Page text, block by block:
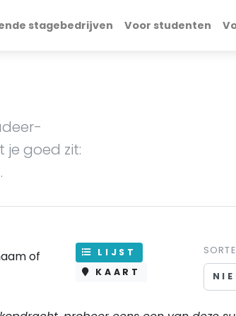
stagebedrijven Voor studenten
je goed zit:
of
LIJST
KAART